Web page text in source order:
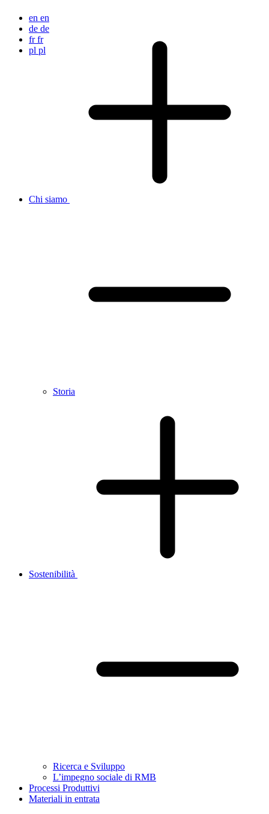
en en
de de
fr fr
pl pl
Chi siamo
Storia
Sostenibilità
Ricerca e Sviluppo
L’impegno sociale di RMB
Processi Produttivi
Materiali in entrata